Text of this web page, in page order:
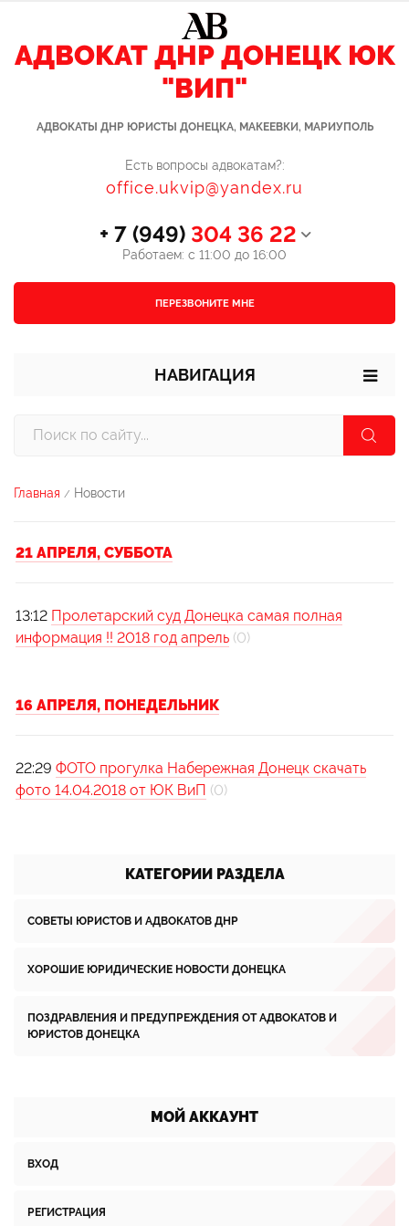
АДВОКАТ ДНР ДОНЕЦК ЮК
"ВИП"
АДВОКАТЫ ДНР ЮРИСТЫ ДОНЕЦКА, МАКЕЕВКИ, МАРИУПОЛЬ
Есть вопросы адвокатам?:
office.ukvip@yandex.ru
+ 7 (949) 304 36 22
Работаем: с 11:00 до 16:00
ПЕРЕЗВОНИТЕ МНЕ
НАВИГАЦИЯ
Главная / Новости
21 АПРЕЛЯ, СУББОТА
13:12 Пролетарский суд Донецка самая полная
информация !! 2018 год апрель (0)
16 АПРЕЛЯ, ПОНЕДЕЛЬНИК
22:29 ФОТО прогулка Набережная Донецк скачать
фото 14.04.2018 от ЮК ВиП (0)
КАТЕГОРИИ РАЗДЕЛА
СОВЕТЫ ЮРИСТОВ И АДВОКАТОВ ДНР
ХОРОШИЕ ЮРИДИЧЕСКИЕ НОВОСТИ ДОНЕЦКА
ПОЗДРАВЛЕНИЯ И ПРЕДУПРЕЖДЕНИЯ ОТ АДВОКАТОВ И
ЮРИСТОВ ДОНЕЦКА
МОЙ АККАУНТ
ВХОД
РЕГИСТРАЦИЯ